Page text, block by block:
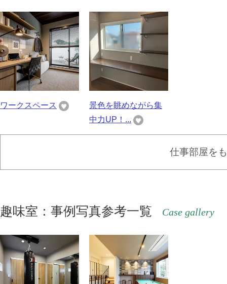
ワークスペース
景色を眺めながら集
中力UP！...
仕事部屋を
趣味室：事例写真参考一覧 Case gallery